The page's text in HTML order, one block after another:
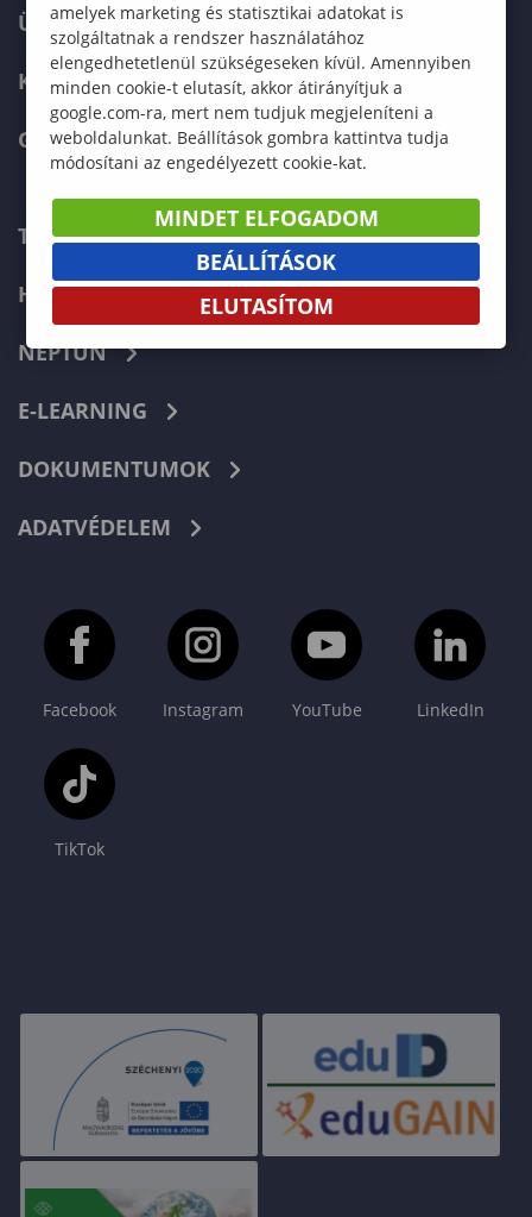
ÜZLETI PARTNEREKNEK
KARRIER
GREEN UNIVERSITY
TELEFONKÖNYV
HIBABEJELENTÉS
NEPTUN
E-LEARNING
DOKUMENTUMOK
ADATVÉDELEM
Facebook Instagram YouTube LinkedIn
TikTok
amelyek marketing és statisztikai adatokat is
szolgáltatnak a rendszer használatához
elengedhetetlenül szükségeseken kívül. Amennyiben
minden cookie-t elutasít, akkor átirányítjuk a
google.com-ra, mert nem tudjuk megjeleníteni a
weboldalunkat. Beállítások gombra kattintva tudja
módosítani az engedélyezett cookie-kat.
MINDET ELFOGADOM
BEÁLLÍTÁSOK
ELUTASÍTOM